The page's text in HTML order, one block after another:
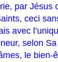
par Jésus
ceci
avec
selon
le bien-